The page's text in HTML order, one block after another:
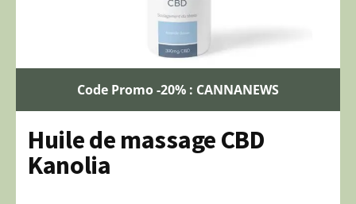
Code Promo -20% : CANNANEWS
Huile de massage CBD
Kanolia